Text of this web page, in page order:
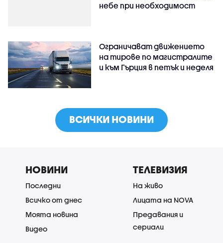
небе при необходимост
Ограничават движението
на тирове по магистралите
и към Гърция в петък и неделя
ВСИЧКИ НОВИНИ
НОВИНИ
Последни
Всичко от днес
Моята новина
Видео
ТЕЛЕВИЗИЯ
На живо
Лицата на NOVA
Предавания и
сериали